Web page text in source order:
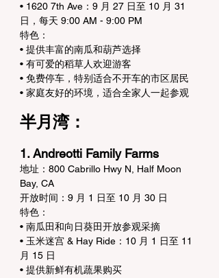
• 1620 7th Ave：9 月 27 日至 10 月 31
日，每天 9:00 AM - 9:00 PM
特色：
• 提供丰富的南瓜和葫芦选择
• 有可爱的稻草人欢迎游客
• 免费停车，特别适合不开车的市区居民
• 家庭友好的环境，适合全家人一起参观
半月湾：
1. Andreotti Family Farms
地址：800 Cabrillo Hwy N, Half Moon
Bay, CA
开放时间：9 月 1 日至 10 月 30 日
特色：
• 南瓜田和向日葵田开放参观采摘
• 玉米迷宫 & Hay Ride：10 月 1 日至 11
月 15 日
• 提供新鲜有机蔬果购买